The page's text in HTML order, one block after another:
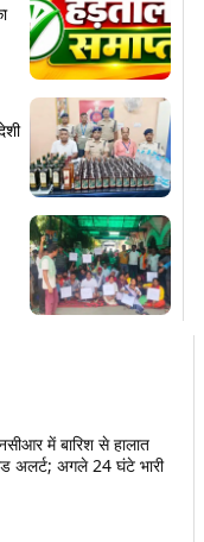
में बारिश से हालात
अलर्ट; अगले 24 घंटे भारी